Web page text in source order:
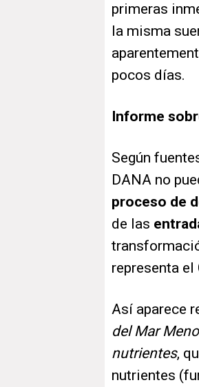
primeras
la misma
pocos días.
Informe
Según
DANA no
proceso de
de las
representa el
Así aparece
del Mar
nutrientes,
nutrientes